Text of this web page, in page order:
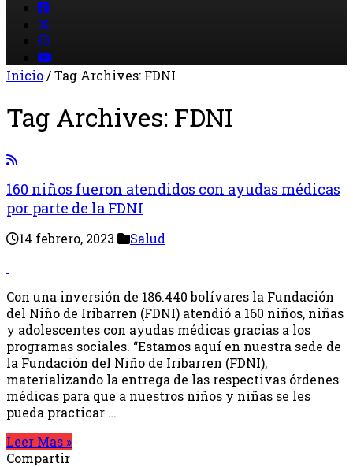
Inicio/Tag Archives: FDNI
Tag Archives: FDNI
160 niños fueron atendidos con ayudas médicas
por parte de la FDNI
14 febrero, 2023 Salud
Con una inversión de 186.440 bolívares la Fundación
del Niño de Iribarren (FDNI) atendió a 160 niños, niñas
y adolescentes con ayudas médicas gracias a los
programas sociales. “Estamos aquí en nuestra sede de
la Fundación del Niño de Iribarren (FDNI),
materializando la entrega de las respectivas órdenes
médicas para que a nuestros niños y niñas se les
pueda practicar …
Leer Mas »
Compartir